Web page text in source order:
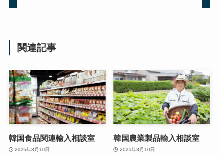
関連記事
韓国食品関連輸入相談室
2025年8月10日
韓国農業製品輸入相談室
2025年8月10日